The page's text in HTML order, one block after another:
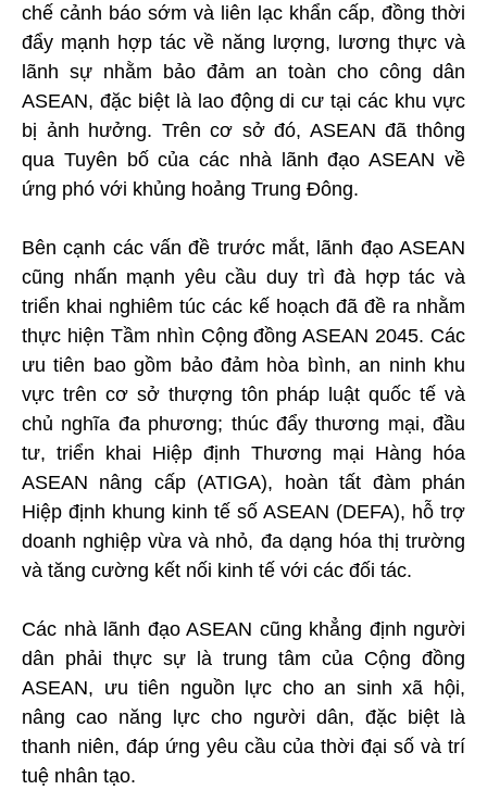
chế cảnh báo sớm và liên lạc khẩn cấp, đồng thời
đẩy mạnh hợp tác về năng lượng, lương thực và
lãnh sự nhằm bảo đảm an toàn cho công dân
ASEAN, đặc biệt là lao động di cư tại các khu vực
bị ảnh hưởng. Trên cơ sở đó, ASEAN đã thông
qua Tuyên bố của các nhà lãnh đạo ASEAN về
ứng phó với khủng hoảng Trung Đông.
Bên cạnh các vấn đề trước mắt, lãnh đạo ASEAN
cũng nhấn mạnh yêu cầu duy trì đà hợp tác và
triển khai nghiêm túc các kế hoạch đã đề ra nhằm
thực hiện Tầm nhìn Cộng đồng ASEAN 2045. Các
ưu tiên bao gồm bảo đảm hòa bình, an ninh khu
vực trên cơ sở thượng tôn pháp luật quốc tế và
chủ nghĩa đa phương; thúc đẩy thương mại, đầu
tư, triển khai Hiệp định Thương mại Hàng hóa
ASEAN nâng cấp (ATIGA), hoàn tất đàm phán
Hiệp định khung kinh tế số ASEAN (DEFA), hỗ trợ
doanh nghiệp vừa và nhỏ, đa dạng hóa thị trường
và tăng cường kết nối kinh tế với các đối tác.
Các nhà lãnh đạo ASEAN cũng khẳng định người
dân phải thực sự là trung tâm của Cộng đồng
ASEAN, ưu tiên nguồn lực cho an sinh xã hội,
nâng cao năng lực cho người dân, đặc biệt là
thanh niên, đáp ứng yêu cầu của thời đại số và trí
tuệ nhân tạo.